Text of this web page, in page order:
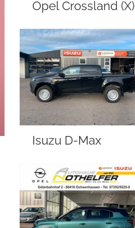
Opel Crossland (X)
Isuzu D-Max